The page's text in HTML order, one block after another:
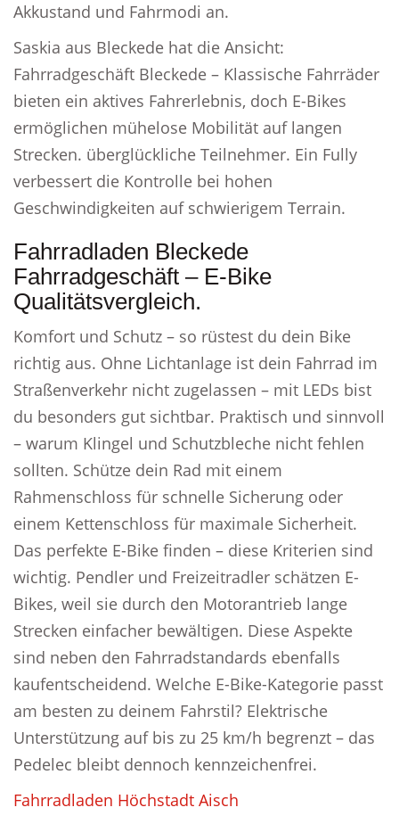
Akkustand und Fahrmodi an.
Saskia aus Bleckede hat die Ansicht:
Fahrradgeschäft Bleckede – Klassische Fahrräder
bieten ein aktives Fahrerlebnis, doch E-Bikes
ermöglichen mühelose Mobilität auf langen
Strecken. überglückliche Teilnehmer. Ein Fully
verbessert die Kontrolle bei hohen
Geschwindigkeiten auf schwierigem Terrain.
Fahrradladen Bleckede
Fahrradgeschäft – E-Bike
Qualitätsvergleich.
Komfort und Schutz – so rüstest du dein Bike
richtig aus. Ohne Lichtanlage ist dein Fahrrad im
Straßenverkehr nicht zugelassen – mit LEDs bist
du besonders gut sichtbar. Praktisch und sinnvoll
– warum Klingel und Schutzbleche nicht fehlen
sollten. Schütze dein Rad mit einem
Rahmenschloss für schnelle Sicherung oder
einem Kettenschloss für maximale Sicherheit.
Das perfekte E-Bike finden – diese Kriterien sind
wichtig. Pendler und Freizeitradler schätzen E-
Bikes, weil sie durch den Motorantrieb lange
Strecken einfacher bewältigen. Diese Aspekte
sind neben den Fahrradstandards ebenfalls
kaufentscheidend. Welche E-Bike-Kategorie passt
am besten zu deinem Fahrstil? Elektrische
Unterstützung auf bis zu 25 km/h begrenzt – das
Pedelec bleibt dennoch kennzeichenfrei.
Fahrradladen Höchstadt Aisch